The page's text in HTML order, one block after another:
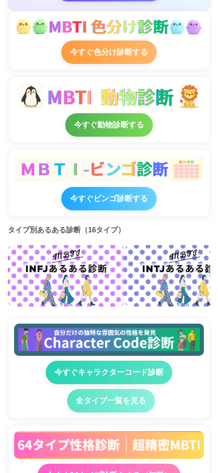
今すぐ色分け診断する
今すぐ動物診断する
今すぐビンゴ診断する
タイプ別あるある診断（16タイプ）
今すぐキャラクターコード診断
全タイプ一覧を見る